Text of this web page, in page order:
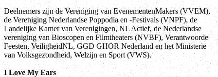
Deelnemers zijn de Vereniging van EvenementenMakers (VVEM),
de Vereniging Nederlandse Poppodia en -Festivals (VNPF), de
Landelijke Kamer van Verenigingen, NL Actief, de Nederlandse
vereniging van Bioscopen en Filmtheaters (NVBF), Verantwoorde
Feesten, VeiligheidNL, GGD GHOR Nederland en het Ministerie
van Volksgezondheid, Welzijn en Sport (VWS).
I Love My Ears